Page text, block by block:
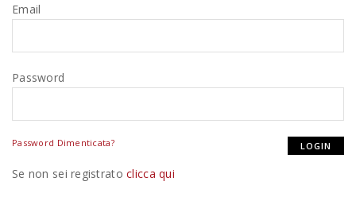
Email
Password
Password Dimenticata?
Se non sei registratoclicca qui